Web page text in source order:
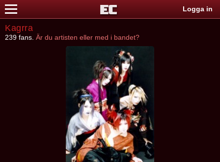
Logga in
Kagrra
239 fans. Är du artisten eller med i bandet?